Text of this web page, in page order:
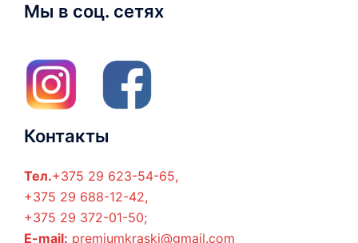
Мы в соц. сетях
Контакты
Тел.+375 29 623-54-65,
+375 29 688-12-42,
+375 29 372-01-50;
E-mail: premiumkraski@gmail.com